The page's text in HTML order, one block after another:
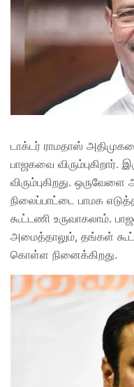
டாக்டர் ராமதாஸ்
பாஜகவை விரும்புகிறார்.
விரும்புகிறது.
நிலைப்பாட்டை பாமக
கூட்டணி உருவாகலாம்.
அமைத்தாலும், தங்கள்
கொள்ள நினைக்கிறது.